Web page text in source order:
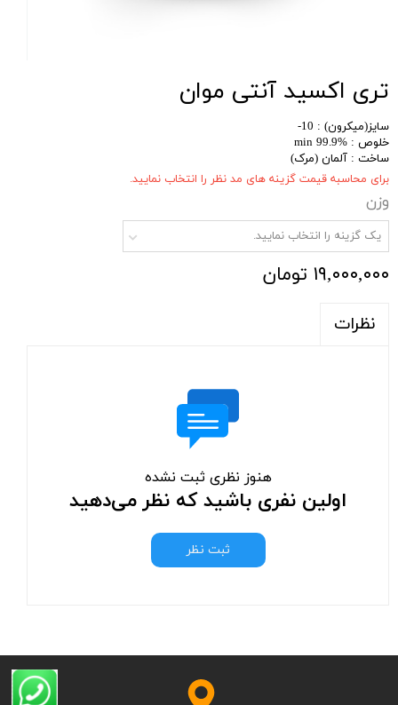
تری اکسید آنتی موان
۱۹,۰۰۰,۰۰۰ تومان
برای محاسبه قیمت گزینه های مد نظر را انتخاب نمایید.
سایز(میکرون) : 10-
خلوص : %99.9 min
ساخت : آلمان (مرک)
وزن
یک گزینه را انتخاب نمایید.
نظرات
هنوز نظری ثبت نشده
اولین نفری باشید که نظر می‌دهید
ثبت نظر